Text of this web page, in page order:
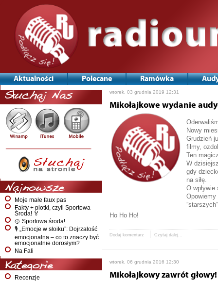
Aktualności Polecane Ramówka
Słuchaj Nas
Najnowsze
Moje małe faux pas
Fakty + plotki, czyli Sportowa
Środa! 🏅
🥎 Sportowa środa!
🎙️ „Emocje w słoiku”: Dojrzałość
emocjonalna – co to znaczy być
emocjonalnie dorosłym?
Na Fali
Kategorie
Recenzje
wtorek, 03 grudnia 2019 12:31
Mikołajkowe wydanie
Nowy
Grudzień
filmy,
Ten
W
gdy
na siłę.
O
Ho Ho Ho!
Dodaj komentarz Czytaj dalej...
wtorek, 06 grudnia 2016 12:30
Mikołajkowy zawrót głowy!